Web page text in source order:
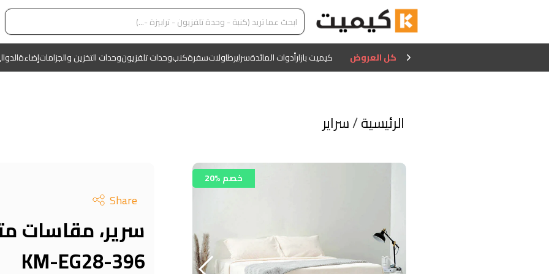
كل العروض كيميت بازارأدوات المائدةسرايرطاولاتسفرةكنبوحدات تلفزيونوحدات التخزين والجزاماتإضاءة
الرئيسية/سراير
20% خصم
Share
سرير، مقاسات
KM-EG28-396